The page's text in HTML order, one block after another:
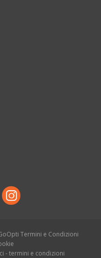
Termini e Condizioni
- termini e condizioni